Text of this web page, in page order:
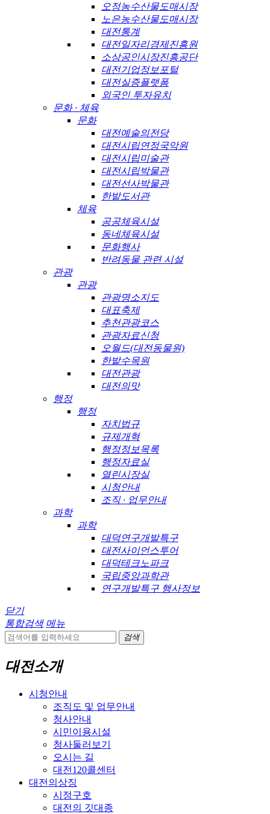
오정농수산물도매시장
노은농수산물도매시장
대전통계
대전일자리경제진흥원
소상공인시장진흥공단
대전기업정보포털
대전실증플랫폼
외국인 투자유치
문화 · 체육
문화
대전예술의전당
대전시립연정국악원
대전시립미술관
대전시립박물관
대전선사박물관
한밭도서관
체육
공공체육시설
동네체육시설
문화행사
반려동물 관련 시설
관광
관광
관광명소지도
대표축제
추천관광코스
관광자료신청
오월드(대전동물원)
한밭수목원
대전관광
대전의맛
행정
행정
자치법규
규제개혁
행정정보목록
행정자료실
열린시장실
시청안내
조직 · 업무안내
과학
과학
대덕연구개발특구
대전사이언스투어
대덕테크노파크
국립중앙과학관
연구개발특구 행사정보
닫기
통합검색 메뉴
검색
대전소개
시청안내
조직도 및 업무안내
청사안내
시민이용시설
청사둘러보기
오시는 길
대전120콜센터
대전의상징
시정구호
대전의 깃대종